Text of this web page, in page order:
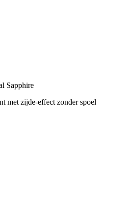
Sapphire
met zijde-effect zonder spoel